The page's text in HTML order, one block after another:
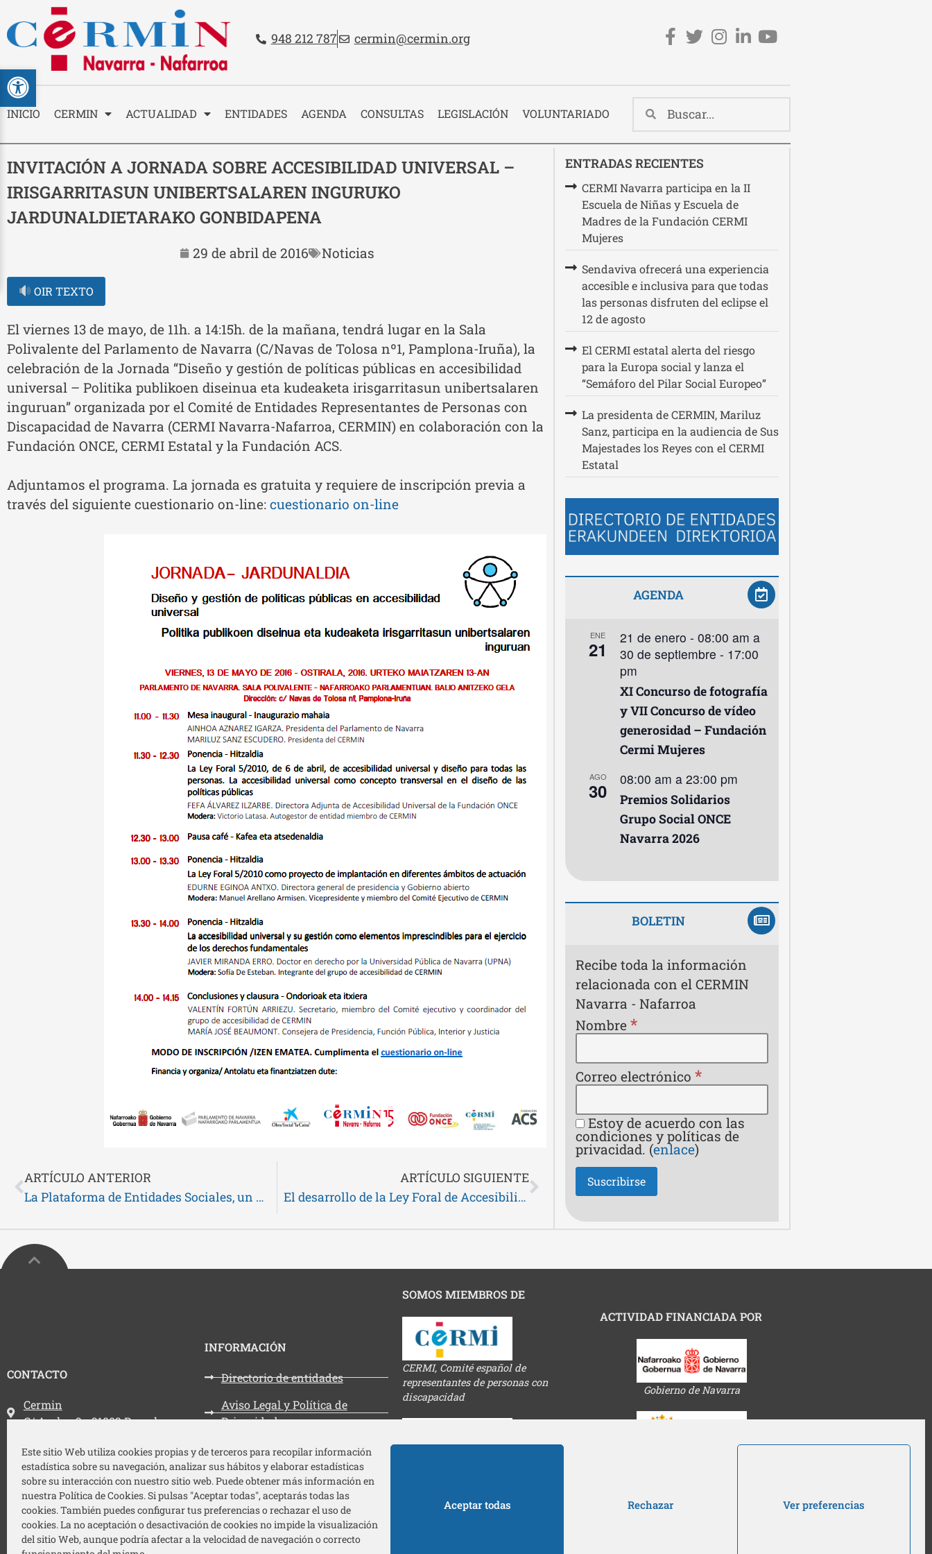
Este sitio Web utiliza cookies propias y de terceros para recopilar información
estadística sobre su navegación, analizar sus hábitos y elaborar estadísticas
sobre su interacción con nuestro sitio web. Puede obtener más información en
nuestra Política de Cookies. Si pulsas "Aceptar todas", aceptarás todas las
cookies. También puedes configurar tus preferencias o rechazar el uso de
cookies. La no aceptación o desactivación de cookies no impide la visualización
del sitio Web, aunque podría afectar a la velocidad de navegación o correcto
Aceptar todas Rechazar Ver preferencias
Abrir barra de herramientas
Contacto cabecera
Teléfono:
948 212 787 Email:
cermin@cermin.org Redes sociales cabecera
INICIO CERMIN ACTUALIDAD ENTIDADES AGENDA CONSULTAS LEGISLACIÓN VOLUNTARIADO
INVITACIÓN A JORNADA SOBRE ACCESIBILIDAD UNIVERSAL –
IRISGARRITASUN UNIBERTSALAREN INGURUKO
JARDUNALDIETARAKO GONBIDAPENA
29 de abril de 2016 Noticias
OIR TEXTO
El viernes 13 de mayo, de 11h. a 14:15h. de la mañana, tendrá lugar en la Sala
Polivalente del Parlamento de Navarra (C/Navas de Tolosa nº1, Pamplona-Iruña), la
celebración de la Jornada “Diseño y gestión de políticas públicas en accesibilidad
universal – Politika publikoen diseinua eta kudeaketa irisgarritasun unibertsalaren
inguruan” organizada por el Comité de Entidades Representantes de Personas con
Discapacidad de Navarra (CERMI Navarra-Nafarroa, CERMIN) en colaboración con la
Fundación ONCE, CERMI Estatal y la Fundación ACS.
Adjuntamos el programa. La jornada es gratuita y requiere de inscripción previa a
través del siguiente cuestionario on-line: cuestionario on-line
ARTÍCULO ANTERIOR
La Plataforma de Entidades Sociales, un año más, presenta la campaña “Y tú ¿qué marcas?”
ARTÍCULO SIGUIENTE
El desarrollo de la Ley Foral de Accesibilidad, clave para que las personas con discapacidad puedan ejercer sus derechos, según el CERMIN
ENTRADAS RECIENTES
CERMI Navarra participa en la II
Escuela de Niñas y Escuela de
Madres de la Fundación CERMI
Mujeres
Sendaviva ofrecerá una experiencia
accesible e inclusiva para que todas
las personas disfruten del eclipse el
12 de agosto
El CERMI estatal alerta del riesgo
para la Europa social y lanza el
“Semáforo del Pilar Social Europeo”
La presidenta de CERMIN, Mariluz
Sanz, participa en la audiencia de Sus
Majestades los Reyes con el CERMI
Estatal
AGENDA
ENE
21
21 de enero - 08:00 am a
30 de septiembre - 17:00
pm
XI Concurso de fotografía
y VII Concurso de vídeo
generosidad – Fundación
Cermi Mujeres
AGO
30
08:00 am a 23:00 pm
Premios Solidarios
Grupo Social ONCE
Navarra 2026
BOLETIN
Recibe toda la información
relacionada con el CERMIN
Navarra - Nafarroa
Nombre *
Correo electrónico *
Estoy de acuerdo con las
condiciones y políticas de
privacidad. (enlace)
CONTACTO
Dirección:
Cermin
C/ Aralar, 3 - 31002 Pamplona
Teléfono:
948 212 787
Email:
cermin@cermin.org
INFORMACIÓN
Directorio de entidades
Aviso Legal y Política de
Privacidad
Política de cookies
Accesibilidad
Mapa web
SOMOS MIEMBROS DE
CERMI, Comité español de
representantes de personas con
discapacidad
ACTIVIDAD FINANCIADA POR
Gobierno de Navarra